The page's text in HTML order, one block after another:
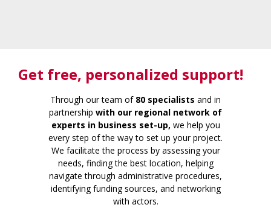
Get free, personalized support!
Through our team of 80 specialists and in
partnership with our regional network of
experts in business set-up, we help you
every step of the way to set up your project.
We facilitate the process by assessing your
needs, finding the best location, helping
navigate through administrative procedures,
identifying funding sources, and networking
with actors.